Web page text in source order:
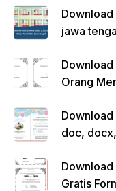
jawa
Download
Orang
doc,
Download
Gratis